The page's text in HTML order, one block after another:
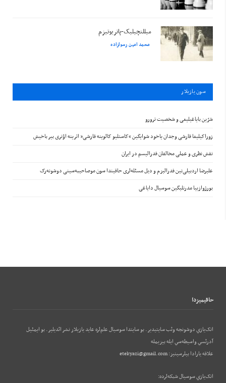
میللتچیلیک-پاتریوتیزم
محمد امین رسولزاده
سون يازيلار
شرّین بایاغیلیغی و شخصیت ترورو
زوراکیلیغا قارشی وجدان یاخود شوایگین “کاستلیو کالوینه قارشی” اثرینه اؤتری بیر باخیش
نقش نظری و عملی مخالفان فدرالیسم در ایران
علیرضا اردبیلی‌نین فدرالیزم و دیل مسئله‌لری حاقیندا سون موصاحیبه‌سینی دوشونه‌رک
بورژوازییا مدرنلیگین سوسیال دایاغی
حاقيميزدا
اتک‌يازي دوشونجه وئب‌ سايتيدير. بو سايتدا سوسيال علم‌لره عايد يازيلار نشر ائديلير. بو ایمئيل
آدرئسي واسيطه‌سي ايله بيزيمله
علاقه يارادا بيلرسينيز:etekyazi@gmail.com
اتک‌يازي سوسيال شبکه‌لرده: